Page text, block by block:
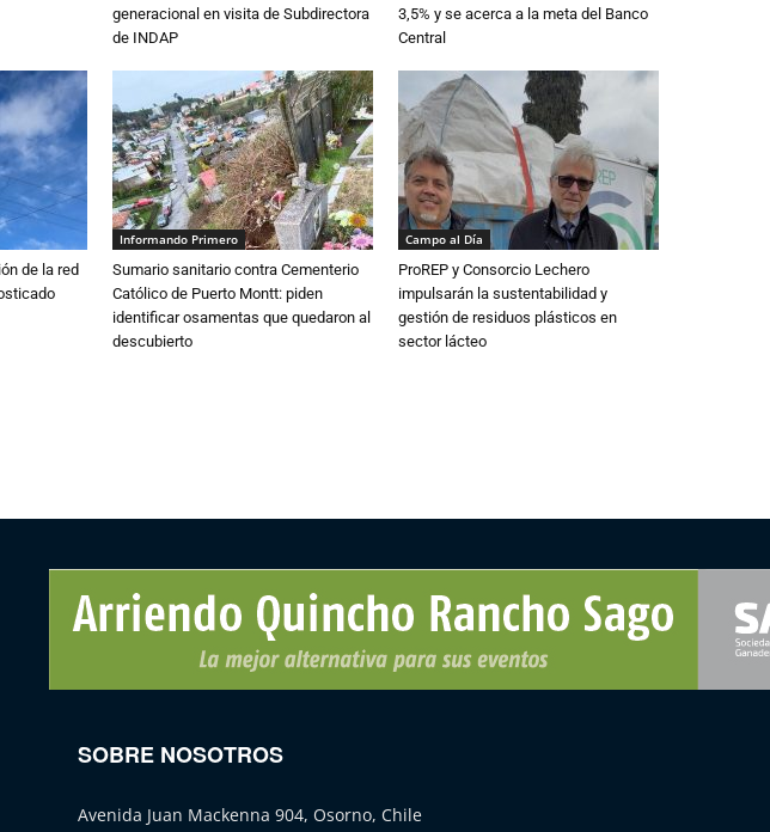
generacional en visita de Subdirectora
de INDAP
3,5% y se acerca a la meta del Banco
Central
de la red
Informando Primero
Sumario sanitario contra Cementerio
Católico de Puerto Montt: piden
identificar osamentas que quedaron al
descubierto
Campo al Día
ProREP y Consorcio Lechero
impulsarán la sustentabilidad y
gestión de residuos plásticos en
sector lácteo
SOBRE NOSOTROS
Avenida Juan Mackenna 904, Osorno, Chile